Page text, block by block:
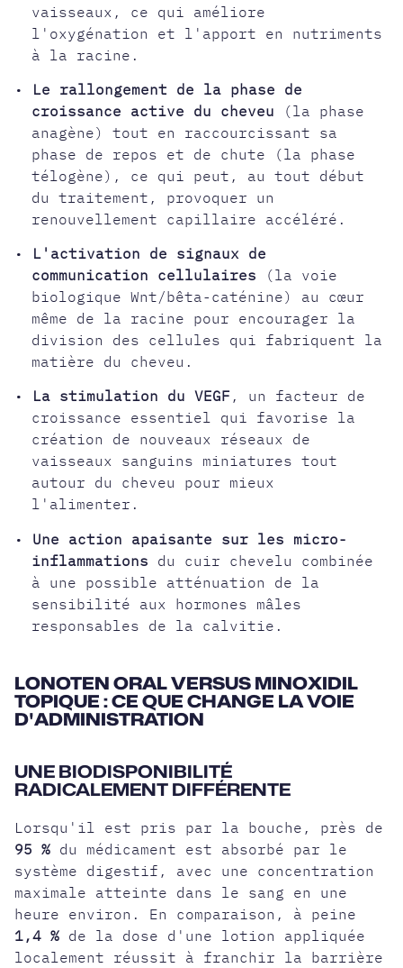
vaisseaux, ce qui améliore
l'oxygénation et l'apport en nutriments
à la racine.
• Le rallongement de la phase de
croissance active du cheveu (la phase
anagène) tout en raccourcissant sa
phase de repos et de chute (la phase
télogène), ce qui peut, au tout début
du traitement, provoquer un
renouvellement capillaire accéléré.
• L'activation de signaux de
communication cellulaires (la voie
biologique Wnt/bêta-caténine) au cœur
même de la racine pour encourager la
division des cellules qui fabriquent la
matière du cheveu.
• La stimulation du VEGF , un facteur de
croissance essentiel qui favorise la
création de nouveaux réseaux de
vaisseaux sanguins miniatures tout
autour du cheveu pour mieux
l'alimenter.
• Une action apaisante sur les micro-
inflammations du cuir chevelu combinée
à une possible atténuation de la
sensibilité aux hormones mâles
responsables de la calvitie.
LONOTEN ORAL VERSUS MINOXIDIL
TOPIQUE : CE QUE CHANGE LA VOIE
D'ADMINISTRATION
UNE BIODISPONIBILITÉ
RADICALEMENT DIFFÉRENTE
Lorsqu'il est pris par la bouche, près de
95 % du médicament est absorbé par le
système digestif, avec une concentration
maximale atteinte dans le sang en une
heure environ. En comparaison, à peine
1,4 % de la dose d'une lotion appliquée
localement réussit à franchir la barrière